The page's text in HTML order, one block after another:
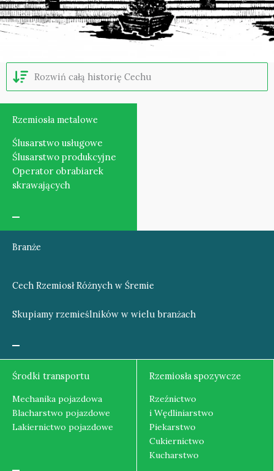
Rozwiń całą historię Cechu
Branże
Cech Rzemiosł Różnych w Śremie
Skupiamy rzemieślników w wielu branżach
Rzemiosła metalowe
Ślusarstwo usługowe
Ślusarstwo produkcyjne
Operator obrabiarek
skrawających
Środki transportu
Mechanika pojazdowa
Blacharstwo pojazdowe
Lakiernictwo pojazdowe
Rzemiosła spozywcze
Rzeźnictwo
i Wędliniarstwo
Piekarstwo
Cukiernictwo
Kucharstwo